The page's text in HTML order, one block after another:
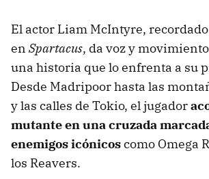
El actor Liam McIntyre,
en Spartacus, da voz y
una historia que lo enfrenta a su
Desde Madripoor hasta las
y las calles de Tokio, el jugador
mutante en una cruzada
enemigos icónicoscomo Omega
los Reavers.